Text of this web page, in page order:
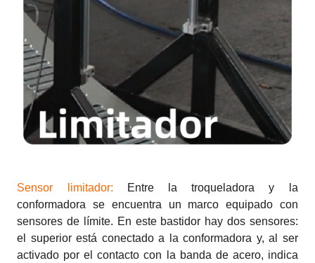
Sensor limitador: Entre la troqueladora y la
conformadora se encuentra un marco equipado con
sensores de límite. En este bastidor hay dos sensores:
el superior está conectado a la conformadora y, al ser
activado por el contacto con la banda de acero, indica